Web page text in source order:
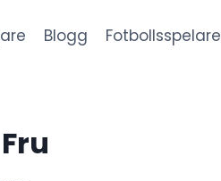
Blogg Fotbollsspelare